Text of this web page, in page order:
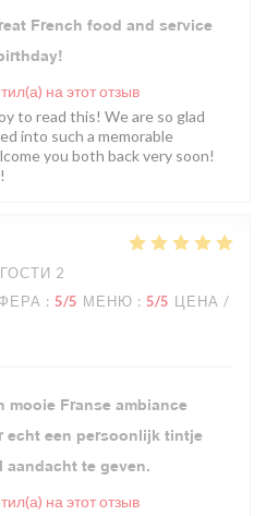
French food and service
на этот отзыв
to read this! We are so glad
into such a memorable
you both back very soon!
2
: 5/5 МЕНЮ : 5/5 ЦЕНА /
mooie Franse ambiance
echt een persoonlijk tintje
aandacht te geven.
на этот отзыв